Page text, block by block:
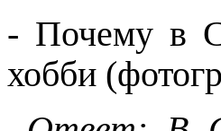
- Почему в
хобби